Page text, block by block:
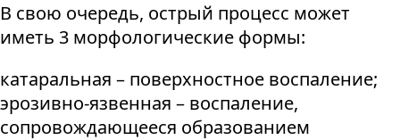
В свою очередь, острый процесс может
иметь 3 морфологические формы:
катаральная – поверхностное воспаление;
эрозивно-язвенная – воспаление,
сопровождающееся образованием